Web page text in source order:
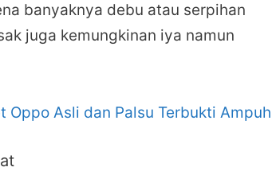
banyaknya debu atau serpihan
juga kemungkinan iya namun
Oppo Asli dan Palsu Terbukti Ampuh